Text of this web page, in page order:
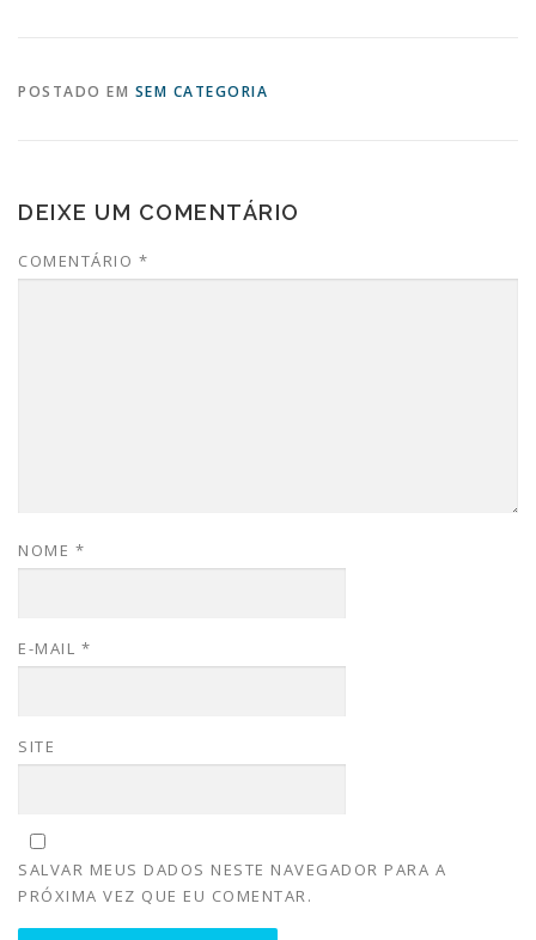
POSTADO EM SEM CATEGORIA
DEIXE UM COMENTÁRIO
COMENTÁRIO *
NOME *
E-MAIL *
SITE
SALVAR MEUS DADOS NESTE NAVEGADOR PARA A
PRÓXIMA VEZ QUE EU COMENTAR.